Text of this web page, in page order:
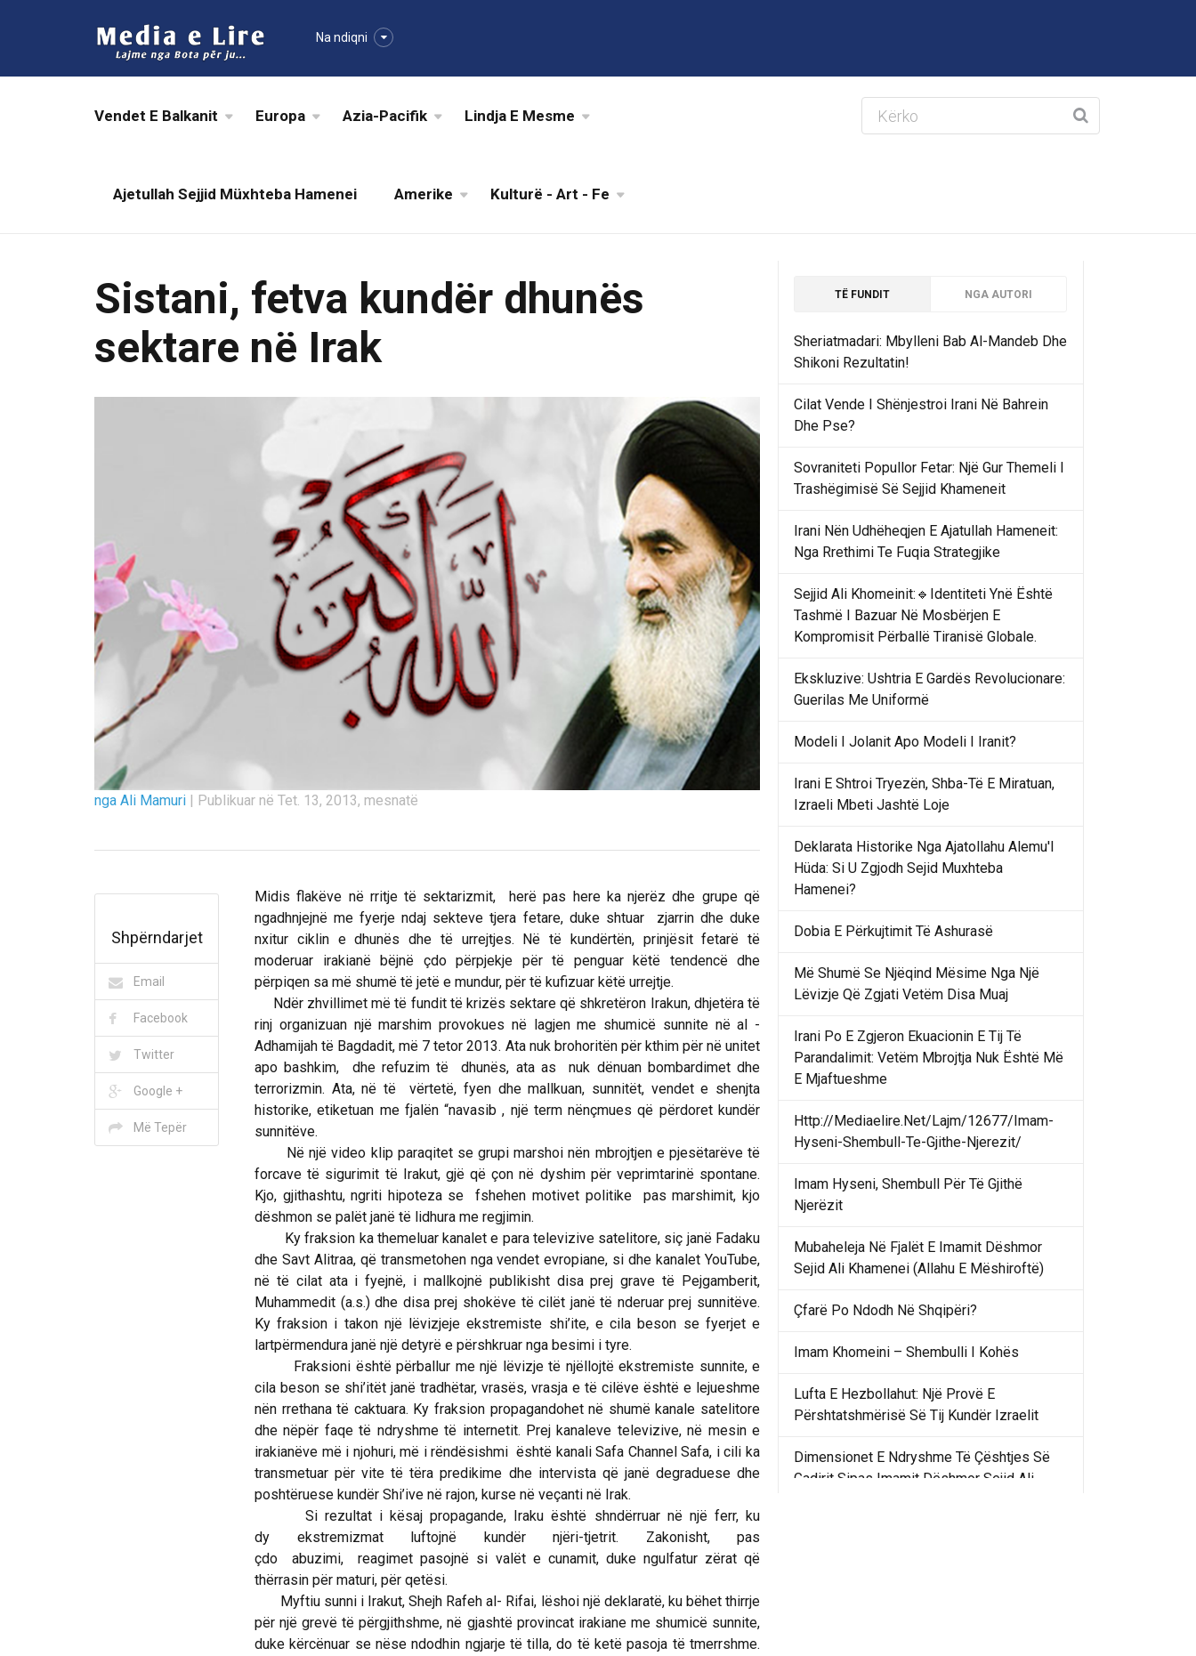
Na ndiqni
Vendet E Balkanit Europa Azia-Pacifik Lindja E Mesme
Ajetullah Sejjid Müxhteba Hamenei Amerike Kulturë - Art - Fe
Sistani, fetva kundër dhunës
sektare në Irak
nga Ali Mamuri Publikuar në Tet. 13, 2013, mesnatë
Shpërndarjet
Email
Facebook
Twitter
Google +
Më Tepër
Midis flakëve në rritje të sektarizmit, herë pas here ka njerëz dhe grupe që
ngadhnjejnë me fyerje ndaj sekteve tjera fetare, duke shtuar zjarrin dhe duke
nxitur ciklin e dhunës dhe të urrejtjes. Në të kundërtën, prinjësit fetarë të
moderuar irakianë bëjnë çdo përpjekje për të penguar këtë tendencë dhe
përpiqen sa më shumë të jetë e mundur, për të kufizuar këtë urrejtje.
Ndër zhvillimet më të fundit të krizës sektare që shkretëron Irakun, dhjetëra të
rinj organizuan një marshim provokues në lagjen me shumicë sunnite në al -
Adhamijah të Bagdadit, më 7 tetor 2013. Ata nuk brohoritën për kthim për në unitet
apo bashkim, dhe refuzim të dhunës, ata as nuk dënuan bombardimet dhe
terrorizmin. Ata, në të vërtetë, fyen dhe mallkuan, sunnitët, vendet e shenjta
historike, etiketuan me fjalën “navasib , një term nënçmues që përdoret kundër
sunnitëve.
Në një video klip paraqitet se grupi marshoi nën mbrojtjen e pjesëtarëve të
forcave të sigurimit të Irakut, gjë që çon në dyshim për veprimtarinë spontane.
Kjo, gjithashtu, ngriti hipoteza se fshehen motivet politike pas marshimit, kjo
dëshmon se palët janë të lidhura me regjimin.
Ky fraksion ka themeluar kanalet e para televizive satelitore, siç janë Fadaku
dhe Savt Alitraa, që transmetohen nga vendet evropiane, si dhe kanalet YouTube,
në të cilat ata i fyejnë, i mallkojnë publikisht disa prej grave të Pejgamberit,
Muhammedit (a.s.) dhe disa prej shokëve të cilët janë të nderuar prej sunnitëve.
Ky fraksion i takon një lëvizjeje ekstremiste shi’ite, e cila beson se fyerjet e
lartpërmendura janë një detyrë e përshkruar nga besimi i tyre.
Fraksioni është përballur me një lëvizje të njëllojtë ekstremiste sunnite, e
cila beson se shi’itët janë tradhëtar, vrasës, vrasja e të cilëve është e lejueshme
nën rrethana të caktuara. Ky fraksion propagandohet në shumë kanale satelitore
dhe nëpër faqe të ndryshme të internetit. Prej kanaleve televizive, në mesin e
irakianëve më i njohuri, më i rëndësishmi është kanali Safa Channel Safa, i cili ka
transmetuar për vite të tëra predikime dhe intervista që janë degraduese dhe
poshtëruese kundër Shi’ive në rajon, kurse në veçanti në Irak.
Si rezultat i kësaj propagande, Iraku është shndërruar në një ferr, ku
dy ekstremizmat luftojnë kundër njëri-tjetrit. Zakonisht, pas
çdo abuzimi, reagimet pasojnë si valët e cunamit, duke ngulfatur zërat që
thërrasin për maturi, për qetësi.
Myftiu sunni i Irakut, Shejh Rafeh al- Rifai, lëshoi një deklaratë, ku bëhet thirrje
për një grevë të përgjithshme, në gjashtë provincat irakiane me shumicë sunnite,
duke kërcënuar se nëse ndodhin ngjarje të tilla, do të ketë pasoja të tmerrshme.
TË FUNDIT NGA AUTORI
Sheriatmadari: Mbylleni Bab Al-Mandeb Dhe
Shikoni Rezultatin!
Cilat Vende I Shënjestroi Irani Në Bahrein
Dhe Pse?
Sovraniteti Popullor Fetar: Një Gur Themeli I
Trashëgimisë Së Sejjid Khameneit
Irani Nën Udhëheqjen E Ajatullah Hameneit:
Nga Rrethimi Te Fuqia Strategjike
Sejjid Ali Khomeinit:🔹Identiteti Ynë Është
Tashmë I Bazuar Në Mosbërjen E
Kompromisit Përballë Tiranisë Globale.
Ekskluzive: Ushtria E Gardës Revolucionare:
Guerilas Me Uniformë
Modeli I Jolanit Apo Modeli I Iranit?
Irani E Shtroi Tryezën, Shba-Të E Miratuan,
Izraeli Mbeti Jashtë Loje
Deklarata Historike Nga Ajatollahu Alemu'l
Hüda: Si U Zgjodh Sejid Muxhteba
Hamenei?
Dobia E Përkujtimit Të Ashurasë
Më Shumë Se Njëqind Mësime Nga Një
Lëvizje Që Zgjati Vetëm Disa Muaj
Irani Po E Zgjeron Ekuacionin E Tij Të
Parandalimit: Vetëm Mbrojtja Nuk Është Më
E Mjaftueshme
Http://Mediaelire.Net/Lajm/12677/Imam-
Hyseni-Shembull-Te-Gjithe-Njerezit/
Imam Hyseni, Shembull Për Të Gjithë
Njerëzit
Mubaheleja Në Fjalët E Imamit Dëshmor
Sejid Ali Khamenei (Allahu E Mëshiroftë)
Çfarë Po Ndodh Në Shqipëri?
Imam Khomeini – Shembulli I Kohës
Lufta E Hezbollahut: Një Provë E
Përshtatshmërisë Së Tij Kundër Izraelit
Dimensionet E Ndryshme Të Çështjes Së
Gadirit Sipas Imamit Dëshmor Sejid Ali